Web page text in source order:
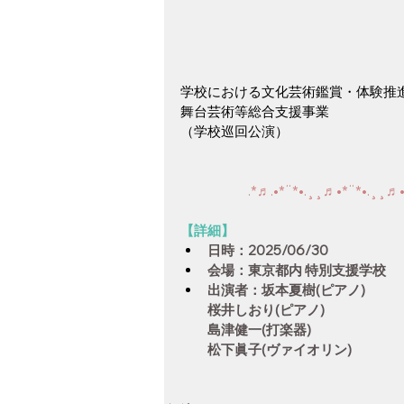
学校における文化芸術鑑賞・体験推
舞台芸術等総合支援事業
（学校巡回公演）
【詳細】
日時：2025/06/30
会場：東京都内 特別支援学校
出演者：坂本夏樹(ピアノ)
桜井しおり(ピアノ)
島津健一(打楽器)
松下眞子(ヴァイオリン)